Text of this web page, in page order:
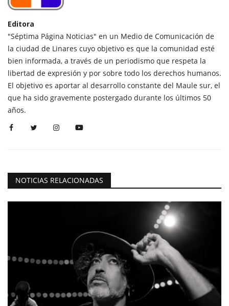
Editora
"Séptima Página Noticias" en un Medio de Comunicación de
la ciudad de Linares cuyo objetivo es que la comunidad esté
bien informada, a través de un periodismo que respeta la
libertad de expresión y por sobre todo los derechos humanos.
El objetivo es aportar al desarrollo constante del Maule sur, el
que ha sido gravemente postergado durante los últimos 50
años.
NOTICIAS RELACIONADAS